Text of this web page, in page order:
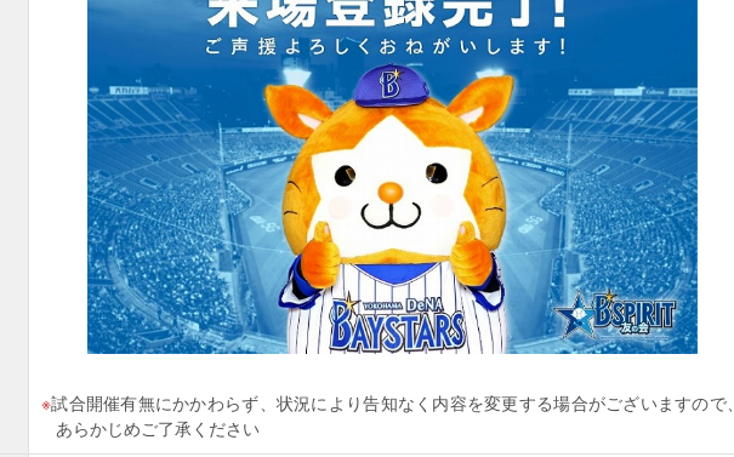
試合開催有無にかかわらず、状況により告知なく内容を変更する場合がございますので、
あらかじめご了承ください